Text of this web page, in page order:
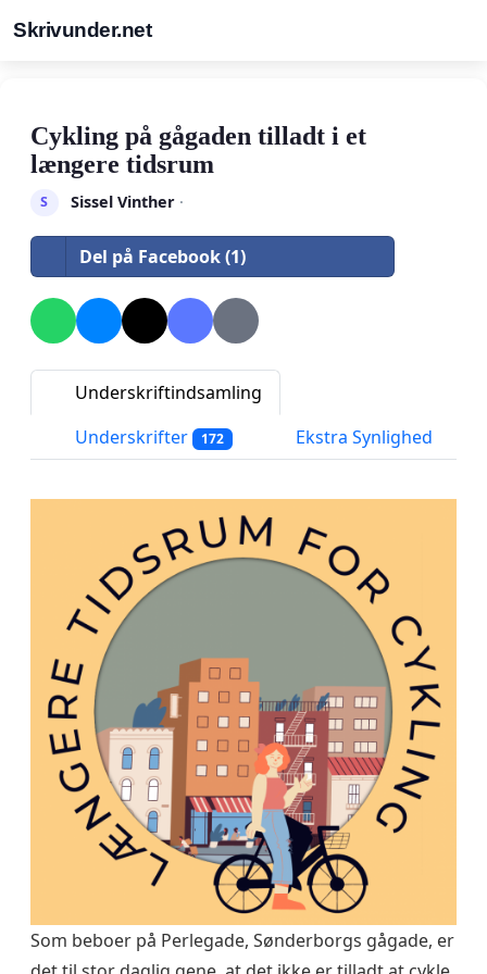
Skrivunder.net
Cykling på gågaden tilladt i et
længere tidsrum
S Sissel Vinther·
Del på Facebook (1)
Underskriftindsamling
Underskrifter
172 Ekstra Synlighed
Som beboer på Perlegade, Sønderborgs gågade, er